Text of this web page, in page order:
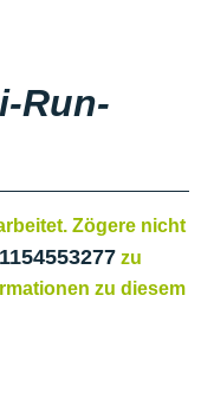
Run-
Zögere nicht
zu
zu diesem